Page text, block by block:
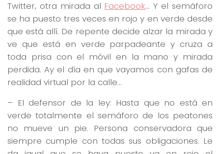
Twitter, otra mirada al Facebook… Y el semáforo
se ha puesto tres veces en rojo y en verde desde
que está allí. De repente decide alzar la mirada y
ve que está en verde parpadeante y cruza a
toda prisa con el móvil en la mano y mirada
perdida. Ay el día en que vayamos con gafas de
realidad virtual por la calle…
– El defensor de la ley: Hasta que no está en
verde totalmente el semáforo de los peatones
no mueve un pie. Persona conservadora que
siempre cumple con todas sus obligaciones. Le